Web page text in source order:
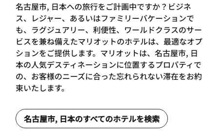
名古屋市, 日本への旅行をご計画中ですか？ビジネ
ス、レジャー、あるいはファミリーバケーションで
も、ラグジュアリー、利便性、ワールドクラスのサー
ビスを兼ね備えたマリオットのホテルは、最適なオプ
ションをご提供します。マリオットは、名古屋市, 日
本の人気デスティネーションに位置するプロパティで
の、お客様のニーズに合った忘れられない滞在をお約
束いたします。
名古屋市, 日本のすべてのホテルを検索